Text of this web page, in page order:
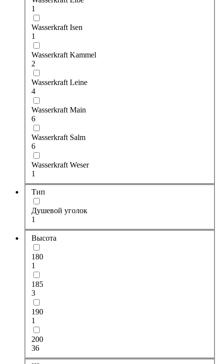
1
Wasserkraft Isen
1
Wasserkraft Kammel
2
Wasserkraft Leine
4
Wasserkraft Main
6
Wasserkraft Salm
6
Wasserkraft Weser
1
Тип
Душевой уголок
1
Высота
180
1
185
3
190
1
200
36